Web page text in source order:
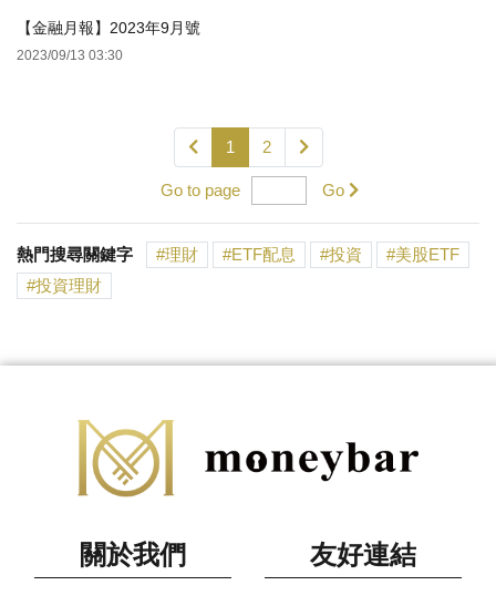
【金融月報】2023年9月號
2023/09/13 03:30
1 2
Go to page Go
熱門搜尋關鍵字 理財 ETF配息 投資
美股ETF
投資理財
關於我們 友好連結